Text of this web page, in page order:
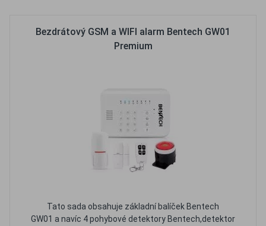
Bezdrátový GSM a WIFI alarm Bentech GW01
Premium
Tato sada obsahuje základní balíček Bentech
GW01 a navíc 4 pohybové detektory Bentech,detektor